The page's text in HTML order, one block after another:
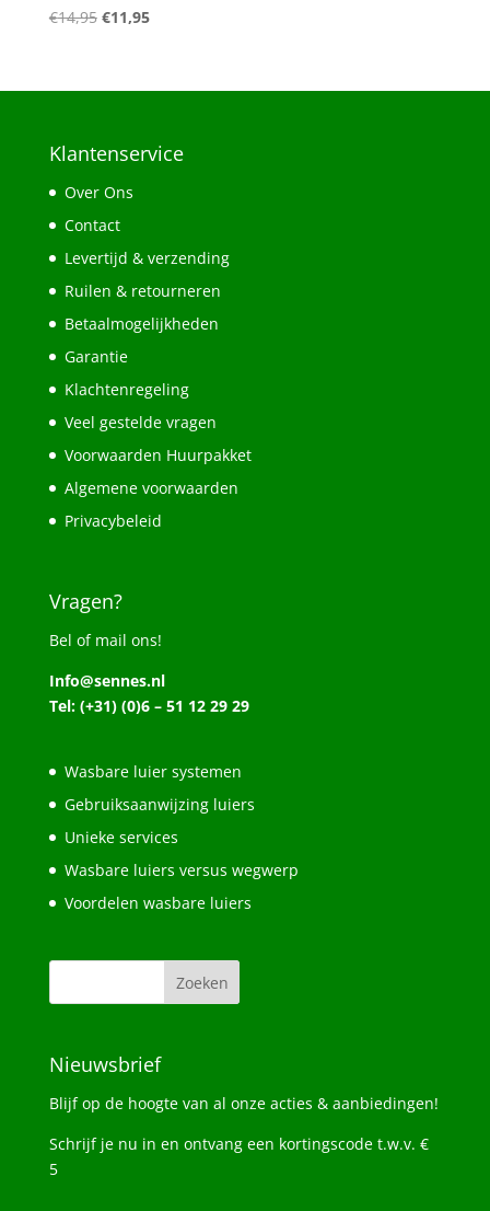
€14,95 Oorspronkelijke
€14,95.
€11,95Huidige
€11,95.
Klantenservice
Over Ons
Contact
Levertijd & verzending
Ruilen & retourneren
Betaalmogelijkheden
Garantie
Klachtenregeling
Veel gestelde vragen
Voorwaarden Huurpakket
Algemene voorwaarden
Privacybeleid
Vragen?
Bel of mail ons!
Info@sennes.nl
Tel: (+31) (0)6 – 51 12 29 29
Wasbare luier systemen
Gebruiksaanwijzing luiers
Unieke services
Wasbare luiers versus wegwerp
Voordelen wasbare luiers
Nieuwsbrief
Blijf op de hoogte van al onze acties & aanbiedingen!
Schrijf je nu in en ontvang een kortingscode t.w.v. €
5